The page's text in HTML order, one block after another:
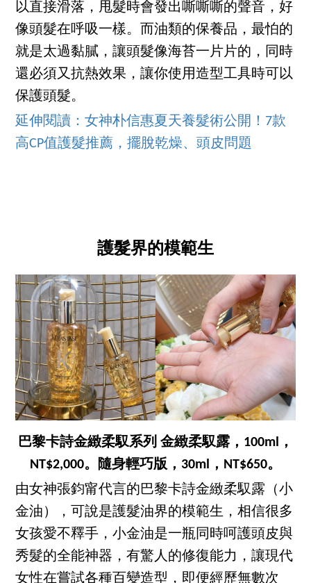
以直接滑落，甩髮時會發出嘶嘶嘶的聲音，好
像頭髮在呼吸一樣。而油類的保養品，最怕的
就是太過黏膩，讓頭髮像海苔一片片的，同時
還必須又抗熱效果，讓你使用造型工具時可以
保護頭髮。
延伸閱讀：女神朴信惠夏天養髮術公開！7款
高CP值護髮推薦，擺脫乾燥、頭皮問題
護髮界的模範生
巴黎卡詩金緻柔馭系列 金緻柔馭露，100ml，
NT$2,000。隨身輕巧版，30ml，NT$650。
由女神張鈞甯代言的巴黎卡詩金緻柔馭露（小
金油），可說是護髮油界的模範生，相信很多
女孩愛不釋手，小金油是一瓶同時呵護頭皮與
秀髮的全能神器，有驚人的修復能力，讓現代
女性在嘗試各種百變造型，即便經歷無數次